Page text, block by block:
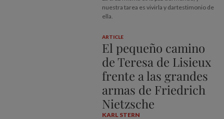
nuestra tarea es vivirla y dartestimonio de
ella.
ARTICLE
El pequeño camino
de Teresa de Lisieux
frente a las grandes
armas de Friedrich
Nietzsche
KARL STERN